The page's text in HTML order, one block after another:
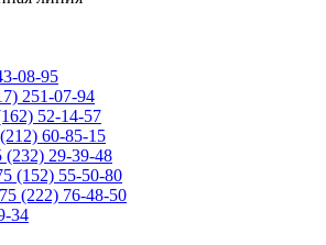
08-95
251-07-94
52-14-57
60-85-15
(232) 29-39-48
(152) 55-50-80
(222) 76-48-50
34